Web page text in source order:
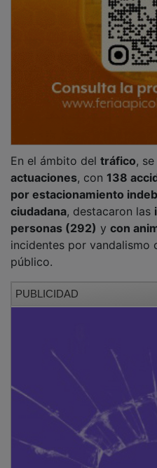
actuaciones , con138
por estacionamiento
ciudadana, destacaron las
personas (292)ycon
incidentes por vandalismo
público.